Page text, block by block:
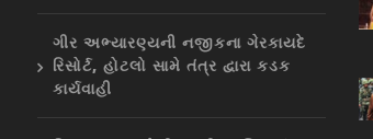
ગીર અભ્યારણ્યની નજીકના ગેરકાયદે
રિસોર્ટ, હોટલો સામે તંત્ર દ્વારા કડક
કાર્યવાહી